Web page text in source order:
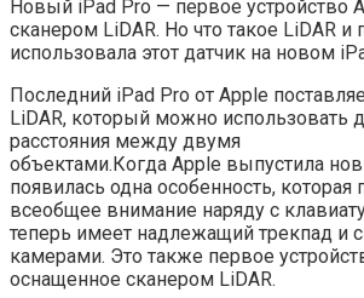
Новый iPad Pro — первое устройство
сканером LiDAR. Но что такое LiDAR и
использовала этот датчик на новом
Последний iPad Pro от Apple
LiDAR, который можно использовать
расстояния между двумя
объектами.Когда Apple выпустила
появилась одна особенность, которая
всеобщее внимание наряду с
теперь имеет надлежащий трекпад и
камерами. Это также первое
оснащенное сканером LiDAR.